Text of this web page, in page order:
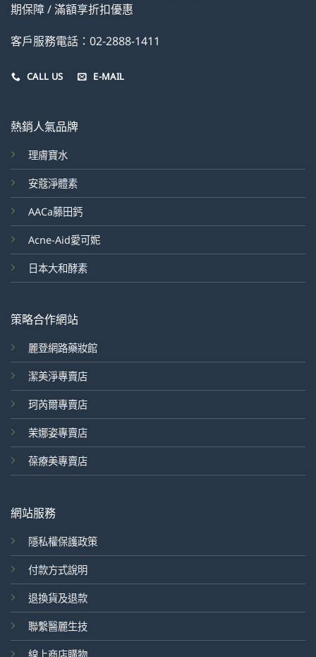
期保障 / 滿額享折扣優惠
客戶服務電話：02-2888-1411
CALL US E-MAIL
熱銷人氣品牌
理膚寶水
安蔻淨體素
AACa藤田鈣
Acne-Aid愛可妮
日本大和酵素
策略合作網站
麗登網路藥妝館
潔美淨專賣店
珂芮爾專賣店
茉娜姿專賣店
葆療美專賣店
網站服務
隱私權保護政策
付款方式說明
退換貨及退款
聯繫醫麗生技